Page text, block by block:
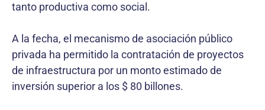
tanto productiva como social.
A la fecha, el mecanismo de asociación público
privada ha permitido la contratación de proyectos
de infraestructura por un monto estimado de
inversión superior a los $ 80 billones.